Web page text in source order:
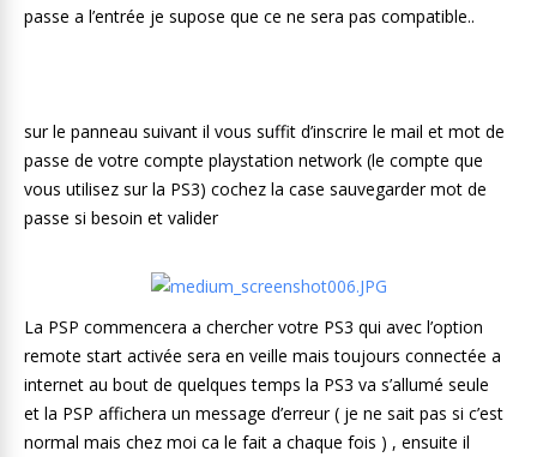
passe a l’entrée je supose que ce ne sera pas compatible..
sur le panneau suivant il vous suffit d’inscrire le mail et mot de
passe de votre compte playstation network (le compte que
vous utilisez sur la PS3) cochez la case sauvegarder mot de
passe si besoin et valider
La PSP commencera a chercher votre PS3 qui avec l’option
remote start activée sera en veille mais toujours connectée a
internet au bout de quelques temps la PS3 va s’allumé seule
et la PSP affichera un message d’erreur ( je ne sait pas si c’est
normal mais chez moi ca le fait a chaque fois ) , ensuite il